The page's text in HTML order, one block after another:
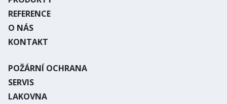
REFERENCE
O NÁS
KONTAKT
POŽÁRNÍ OCHRANA
SERVIS
LAKOVNA